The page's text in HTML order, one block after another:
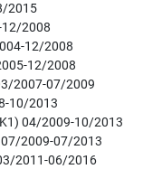
2015
2008
12/2008
12/2008
2007-07/2009
10/2013
04/2009-10/2013
2009-07/2013
2011-06/2016